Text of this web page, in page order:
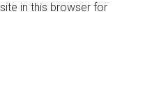
in this browser for